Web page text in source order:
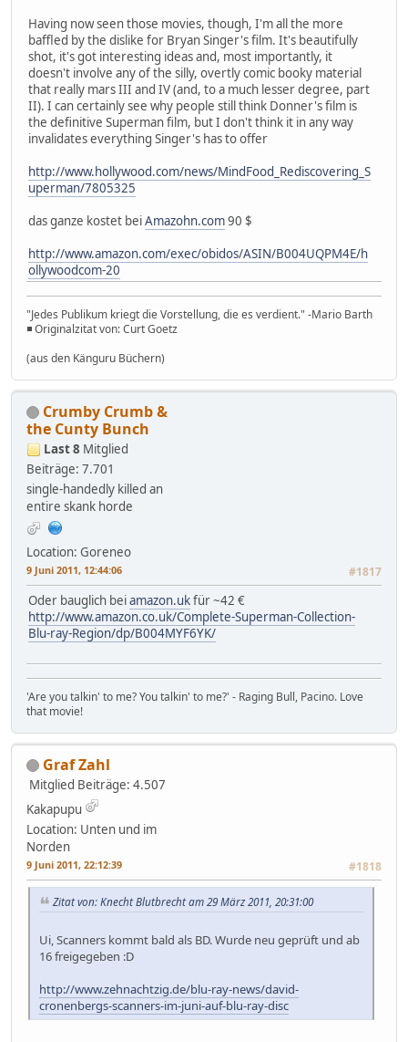
Having now seen those movies, though, I'm all the more
baffled by the dislike for Bryan Singer's film. It's beautifully
shot, it's got interesting ideas and, most importantly, it
doesn't involve any of the silly, overtly comic booky material
that really mars III and IV (and, to a much lesser degree, part
II). I can certainly see why people still think Donner's film is
the definitive Superman film, but I don't think it in any way
invalidates everything Singer's has to offer
http://www.hollywood.com/news/MindFood_Rediscovering_S
uperman/7805325
das ganze kostet beiAmazohn.com90 $
http://www.amazon.com/exec/obidos/ASIN/B004UQPM4E/h
ollywoodcom-20
"Jedes Publikum kriegt die Vorstellung, die es verdient." -Mario Barth
◾ Originalzitat von: Curt Goetz
(aus den Känguru Büchern)
Crumby Crumb &
the Cunty Bunch
Last 8 Mitglied
Beiträge: 7.701
single-handedly killed an
entire skank horde
Location: Goreneo
9 Juni 2011, 12:44:06 #1817
Oder bauglich beiamazon.ukfür ~42 €
http://www.amazon.co.uk/Complete-Superman-Collection-
Blu-ray-Region/dp/B004MYF6YK/
'Are you talkin' to me? You talkin' to me?' - Raging Bull, Pacino. Love
that movie!
Graf Zahl
Mitglied Beiträge: 4.507
Kakapupu
Location: Unten und im
Norden
9 Juni 2011, 22:12:39 #1818
Zitat von: Knecht Blutbrecht am 29 März 2011, 20:31:00
Ui, Scanners kommt bald als BD. Wurde neu geprüft und ab
16 freigegeben :D
http://www.zehnachtzig.de/blu-ray-news/david-
cronenbergs-scanners-im-juni-auf-blu-ray-disc